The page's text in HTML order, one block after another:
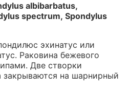
albibarbatus,
spectrum, Spondylus
эхинатус или
Раковина бежевого
Две створки
на шарнирный